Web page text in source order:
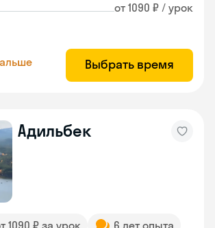
от 1090 ₽ / урок
Выбрать время
Адильбек
1090 ₽ за урок
6 лет опыта